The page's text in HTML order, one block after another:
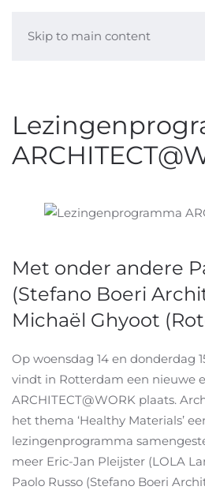
Skip to main content
Met onder andere
(Stefano Boeri
Michaël Ghyoot
Op woensdag 14 en donderdag
vindt in Rotterdam een nieuwe
ARCHITECT@WORK plaats.
het thema ‘Healthy Materials’
lezingenprogramma
meer Eric-Jan Pleijster (LOLA
Paolo Russo (Stefano Boeri